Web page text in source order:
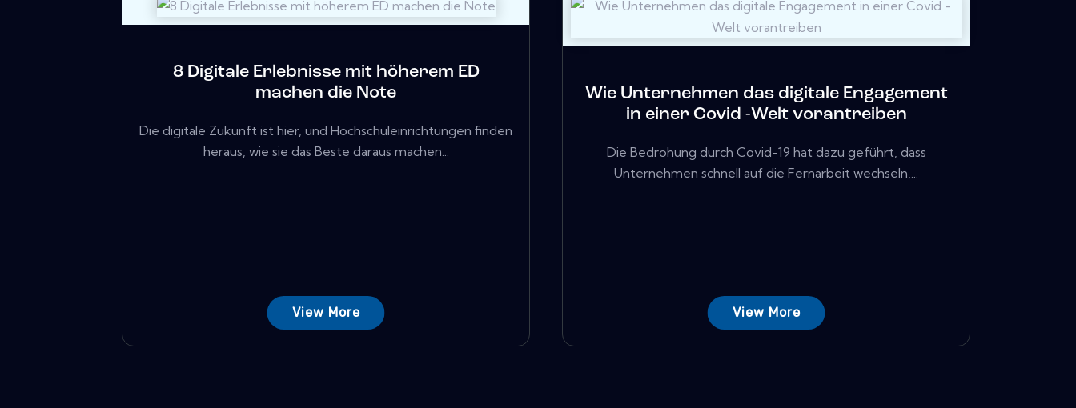
8 Digitale Erlebnisse mit höherem ED
machen die Note
Die digitale Zukunft ist hier, und Hochschuleinrichtungen finden
heraus, wie sie das Beste daraus machen...
View More
Wie Unternehmen das digitale Engagement
in einer Covid -Welt vorantreiben
Die Bedrohung durch Covid-19 hat dazu geführt, dass
Unternehmen schnell auf die Fernarbeit wechseln,...
View More